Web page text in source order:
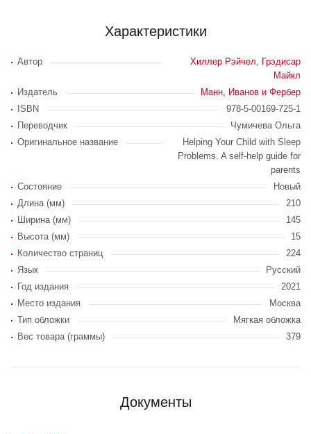
Характеристики
Автор Хиллер Рэйчел, Грэдисар
Майкл
Издатель
Манн, Иванов и Фербер
ISBN
978-5-00169-725-1
Переводчик
Чумичева Ольга
Оригинальное название
Helping Your Child with Sleep
Problems. A self-help guide for
parents
Состояние
Новый
Длина (мм)
210
Ширина (мм)
145
Высота (мм)
15
Количество страниц
224
Язык
Русский
Год издания
2021
Место издания
Москва
Тип обложки
Мягкая обложка
Вес товара (граммы)
379
Документы